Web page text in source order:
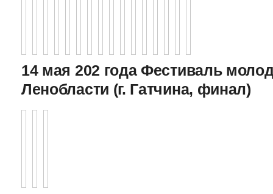
14 мая 202 года Фестиваль
Ленобласти (г. Гатчина, финал)